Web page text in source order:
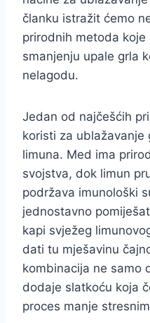
članku istražit ćemo
prirodnih metoda koje
smanjenju upale grla
nelagodu.
Jedan od najčešćih
koristi za ublažavanje
limuna. Med ima
svojstva, dok limun
podržava imunološki
jednostavno
kapi svježeg
dati tu mješavinu
kombinacija ne samo
dodaje slatkoću koja
proces manje